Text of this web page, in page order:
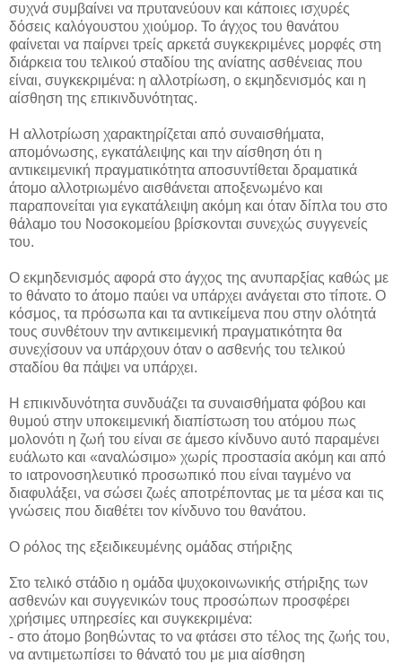
συχνά συμβαίνει να πρυτανεύουν και κάποιες ισχυρές
δόσεις καλόγουστου χιούμορ. Το άγχος του θανάτου
φαίνεται να παίρνει τρείς αρκετά συγκεκριμένες μορφές στη
διάρκεια του τελικού σταδίου της ανίατης ασθένειας που
είναι, συγκεκριμένα: η αλλοτρίωση, ο εκμηδενισμός και η
αίσθηση της επικινδυνότητας.
Η αλλοτρίωση χαρακτηρίζεται από συναισθήματα,
απομόνωσης, εγκατάλειψης και την αίσθηση ότι η
αντικειμενική πραγματικότητα αποσυντίθεται δραματικά
άτομο αλλοτριωμένο αισθάνεται αποξενωμένο και
παραπονείται για εγκατάλειψη ακόμη και όταν δίπλα του στο
θάλαμο του Νοσοκομείου βρίσκονται συνεχώς συγγενείς
του.
Ο εκμηδενισμός αφορά στο άγχος της ανυπαρξίας καθώς με
το θάνατο το άτομο παύει να υπάρχει ανάγεται στο τίποτε. Ο
κόσμος, τα πρόσωπα και τα αντικείμενα που στην ολότητά
τους συνθέτουν την αντικειμενική πραγματικότητα θα
συνεχίσουν να υπάρχουν όταν ο ασθενής του τελικού
σταδίου θα πάψει να υπάρχει.
Η επικινδυνότητα συνδυάζει τα συναισθήματα φόβου και
θυμού στην υποκειμενική διαπίστωση του ατόμου πως
μολονότι η ζωή του είναι σε άμεσο κίνδυνο αυτό παραμένει
ευάλωτο και «αναλώσιμο» χωρίς προστασία ακόμη και από
το ιατρονοσηλευτικό προσωπικό που είναι ταγμένο να
διαφυλάξει, να σώσει ζωές αποτρέποντας με τα μέσα και τις
γνώσεις που διαθέτει τον κίνδυνο του θανάτου.
Ο ρόλος της εξειδικευμένης ομάδας στήριξης
Στο τελικό στάδιο η ομάδα ψυχοκοινωνικής στήριξης των
ασθενών και συγγενικών τους προσώπων προσφέρει
χρήσιμες υπηρεσίες και συγκεκριμένα:
- στο άτομο βοηθώντας το να φτάσει στο τέλος της ζωής του,
να αντιμετωπίσει το θάνατό του με μια αίσθηση